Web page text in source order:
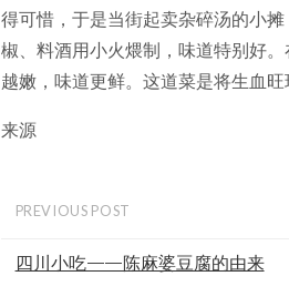
得可惜，于是当街起卖杂碎汤的小
椒、料酒用小火煨制，味道特别好
越嫩，味道更鲜。这道菜是将生血旺
来源
PREVIOUS POST
四川小吃——陈麻婆豆腐的由来